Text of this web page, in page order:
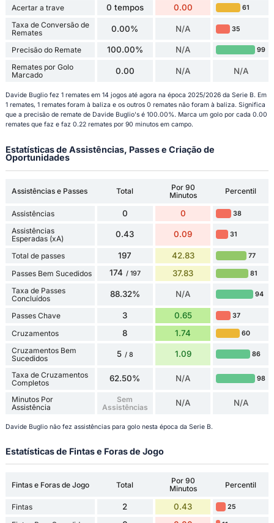
Acertar a trave 0 tempos 0.00 61
Taxa de Conversão de
Remates
0.00% N/A 35
Precisão do Remate 100.00% N/A 99
Remates por Golo
Marcado
0.00 N/A N/A
Davide Buglio fez 1 remates em 14 jogos até agora na época 2025/2026 da Serie B. Em
1 remates, 1 remates foram à baliza e os outros 0 remates não foram à baliza. Significa
que a precisão de remate de Davide Buglio's é 100.00%. Marca um golo por cada 0.00
remates que faz e faz 0.22 remates por 90 minutos em campo.
Estatísticas de Assistências, Passes e Criação de
Oportunidades
Assistências e Passes Total
Por 90
Minutos
Percentil
Assistências 0 0 38
Assistências
Esperadas (xA)
0.43 0.09 31
Total de passes 197 42.83 77
Passes Bem Sucedidos 174 / 197 37.83 81
Taxa de Passes
Concluídos
88.32% N/A 94
Passes Chave 3 0.65 37
Cruzamentos 8 1.74 60
Cruzamentos Bem
Sucedidos
5 / 8 1.09 86
Taxa de Cruzamentos
Completos
62.50% N/A 98
Minutos Por
Assistência
Sem
Assistências
N/A N/A
Davide Buglio não fez assistências para golo nesta época da Serie B.
Estatísticas de Fintas e Foras de Jogo
Fintas e Foras de Jogo Total
Por 90
Minutos
Percentil
Fintas 2 0.43 25